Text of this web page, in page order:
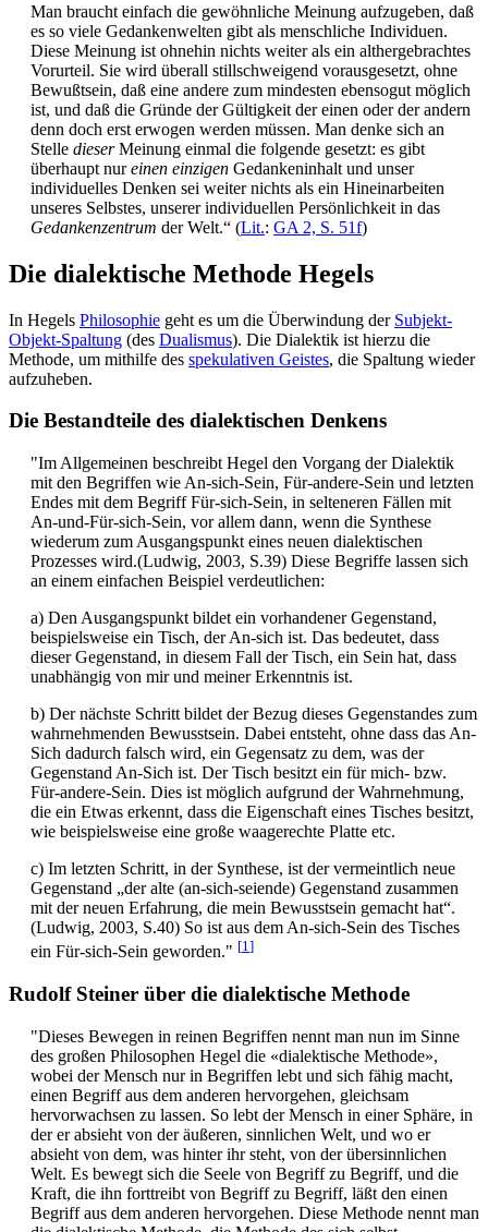
Man braucht einfach die gewöhnliche Meinung aufzugeben, daß
es so viele Gedankenwelten gibt als menschliche Individuen.
Diese Meinung ist ohnehin nichts weiter als ein althergebrachtes
Vorurteil. Sie wird überall stillschweigend vorausgesetzt, ohne
Bewußtsein, daß eine andere zum mindesten ebensogut möglich
ist, und daß die Gründe der Gültigkeit der einen oder der andern
denn doch erst erwogen werden müssen. Man denke sich an
Stelle dieserMeinung einmal die folgende gesetzt: es gibt
überhaupt nureinen einzigen Gedankeninhalt und unser
individuelles Denken sei weiter nichts als ein Hineinarbeiten
unseres Selbstes, unserer individuellen Persönlichkeit in das
Gedankenzentrum der Welt.“ (Lit.: GA 2, S. 51f)
Die dialektische Methode Hegels
In Hegels Philosophie geht es um die Überwindung der Subjekt-
Objekt-Spaltung (des Dualismus). Die Dialektik ist hierzu die
Methode, um mithilfe des spekulativen Geistes, die Spaltung wieder
aufzuheben.
Die Bestandteile des dialektischen Denkens
"Im Allgemeinen beschreibt Hegel den Vorgang der Dialektik
mit den Begriffen wie An-sich-Sein, Für-andere-Sein und letzten
Endes mit dem Begriff Für-sich-Sein, in selteneren Fällen mit
An-und-Für-sich-Sein, vor allem dann, wenn die Synthese
wiederum zum Ausgangspunkt eines neuen dialektischen
Prozesses wird.(Ludwig, 2003, S.39) Diese Begriffe lassen sich
an einem einfachen Beispiel verdeutlichen:
a) Den Ausgangspunkt bildet ein vorhandener Gegenstand,
beispielsweise ein Tisch, der An-sich ist. Das bedeutet, dass
dieser Gegenstand, in diesem Fall der Tisch, ein Sein hat, dass
unabhängig von mir und meiner Erkenntnis ist.
b) Der nächste Schritt bildet der Bezug dieses Gegenstandes zum
wahrnehmenden Bewusstsein. Dabei entsteht, ohne dass das An-
Sich dadurch falsch wird, ein Gegensatz zu dem, was der
Gegenstand An-Sich ist. Der Tisch besitzt ein für mich- bzw.
Für-andere-Sein. Dies ist möglich aufgrund der Wahrnehmung,
die ein Etwas erkennt, dass die Eigenschaft eines Tisches besitzt,
wie beispielsweise eine große waagerechte Platte etc.
c) Im letzten Schritt, in der Synthese, ist der vermeintlich neue
Gegenstand „der alte (an-sich-seiende) Gegenstand zusammen
mit der neuen Erfahrung, die mein Bewusstsein gemacht hat“.
(Ludwig, 2003, S.40) So ist aus dem An-sich-Sein des Tisches
ein Für-sich-Sein geworden." [1]
Rudolf Steiner über die dialektische Methode
"Dieses Bewegen in reinen Begriffen nennt man nun im Sinne
des großen Philosophen Hegel die «dialektische Methode»,
wobei der Mensch nur in Begriffen lebt und sich fähig macht,
einen Begriff aus dem anderen hervorgehen, gleichsam
hervorwachsen zu lassen. So lebt der Mensch in einer Sphäre, in
der er absieht von der äußeren, sinnlichen Welt, und wo er
absieht von dem, was hinter ihr steht, von der übersinnlichen
Welt. Es bewegt sich die Seele von Begriff zu Begriff, und die
Kraft, die ihn forttreibt von Begriff zu Begriff, läßt den einen
Begriff aus dem anderen hervorgehen. Diese Methode nennt man